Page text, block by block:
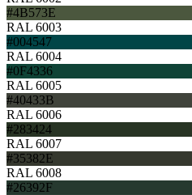
#4B573E
RAL 6003
#004547
RAL 6004
#0F4336
RAL 6005
#40433B
RAL 6006
#283424
RAL 6007
#35382E
RAL 6008
#26392F